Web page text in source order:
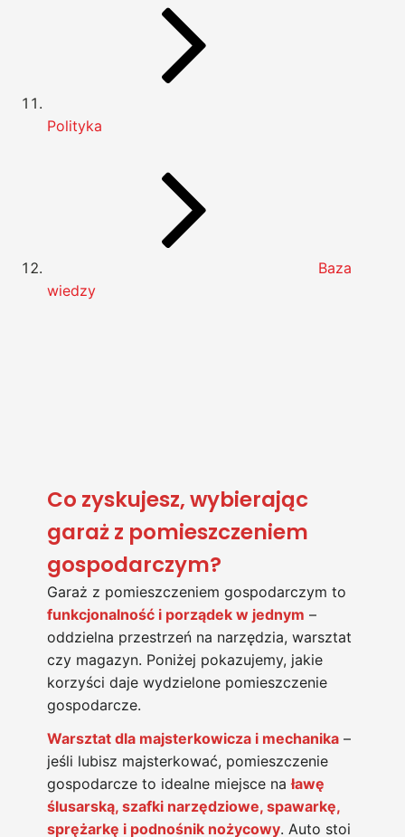
Polityka
Baza
wiedzy
Co zyskujesz, wybierając
garaż z pomieszczeniem
gospodarczym?
Garaż z pomieszczeniem gospodarczym to
funkcjonalność i porządek w jednym –
oddzielna przestrzeń na narzędzia, warsztat
czy magazyn. Poniżej pokazujemy, jakie
korzyści daje wydzielone pomieszczenie
gospodarcze.
Warsztat dla majsterkowicza i mechanika –
jeśli lubisz majsterkować, pomieszczenie
gospodarcze to idealne miejsce naławę
ślusarską, szafki narzędziowe, spawarkę,
sprężarkę i podnośnik nożycowy. Auto stoi